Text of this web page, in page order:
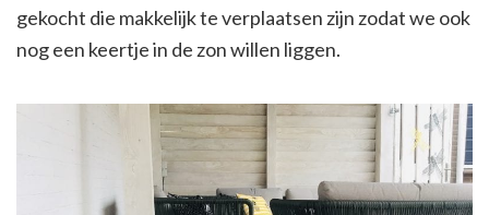
gekocht die makkelijk te verplaatsen zijn zodat we ook
nog een keertje in de zon willen liggen.